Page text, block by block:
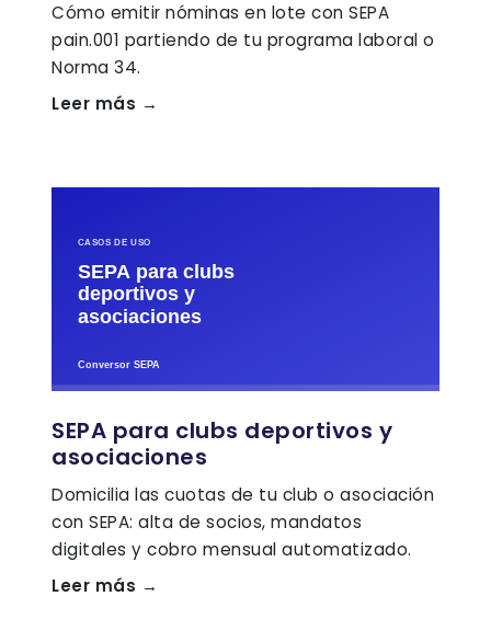
Cómo emitir nóminas en lote con SEPA
pain.001 partiendo de tu programa laboral o
Norma 34.
Leer más →
SEPA para clubs deportivos y
asociaciones
Domicilia las cuotas de tu club o asociación
con SEPA: alta de socios, mandatos
digitales y cobro mensual automatizado.
Leer más →